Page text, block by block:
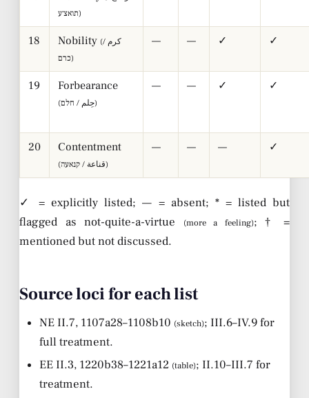
תואצ׳ע)
18 Nobility (كرم /
כרם)
— — ✓ ✓
19 Forbearance
(حِلم / חלם)
— — ✓ ✓
20 Contentment
(قناعة / קנאעה)
— — — ✓
✓ = explicitly listed; — = absent; * = listed but
flagged as not-quite-a-virtue
(more a feeling); † =
mentioned but not discussed.
Source loci for each list
NE II.7, 1107a28–1108b10 (sketch); III.6–IV.9 for
full treatment.
EE II.3, 1220b38–1221a12 (table); II.10–III.7 for
treatment.